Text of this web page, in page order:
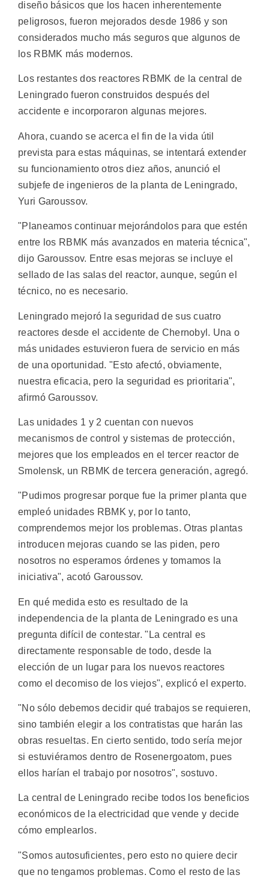
diseño básicos que los hacen inherentemente
peligrosos, fueron mejorados desde 1986 y son
considerados mucho más seguros que algunos de
los RBMK más modernos.
Los restantes dos reactores RBMK de la central de
Leningrado fueron construidos después del
accidente e incorporaron algunas mejores.
Ahora, cuando se acerca el fin de la vida útil
prevista para estas máquinas, se intentará extender
su funcionamiento otros diez años, anunció el
subjefe de ingenieros de la planta de Leningrado,
Yuri Garoussov.
"Planeamos continuar mejorándolos para que estén
entre los RBMK más avanzados en materia técnica",
dijo Garoussov. Entre esas mejoras se incluye el
sellado de las salas del reactor, aunque, según el
técnico, no es necesario.
Leningrado mejoró la seguridad de sus cuatro
reactores desde el accidente de Chernobyl. Una o
más unidades estuvieron fuera de servicio en más
de una oportunidad. "Esto afectó, obviamente,
nuestra eficacia, pero la seguridad es prioritaria",
afirmó Garoussov.
Las unidades 1 y 2 cuentan con nuevos
mecanismos de control y sistemas de protección,
mejores que los empleados en el tercer reactor de
Smolensk, un RBMK de tercera generación, agregó.
"Pudimos progresar porque fue la primer planta que
empleó unidades RBMK y, por lo tanto,
comprendemos mejor los problemas. Otras plantas
introducen mejoras cuando se las piden, pero
nosotros no esperamos órdenes y tomamos la
iniciativa", acotó Garoussov.
En qué medida esto es resultado de la
independencia de la planta de Leningrado es una
pregunta difícil de contestar. "La central es
directamente responsable de todo, desde la
elección de un lugar para los nuevos reactores
como el decomiso de los viejos", explicó el experto.
"No sólo debemos decidir qué trabajos se requieren,
sino también elegir a los contratistas que harán las
obras resueltas. En cierto sentido, todo sería mejor
si estuviéramos dentro de Rosenergoatom, pues
ellos harían el trabajo por nosotros", sostuvo.
La central de Leningrado recibe todos los beneficios
económicos de la electricidad que vende y decide
cómo emplearlos.
"Somos autosuficientes, pero esto no quiere decir
que no tengamos problemas. Como el resto de las